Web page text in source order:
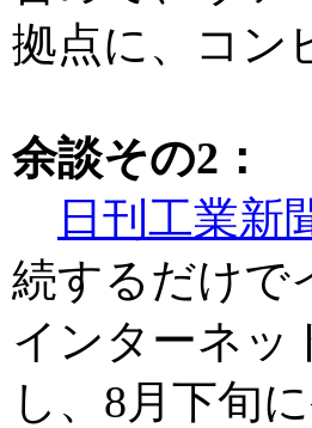
拠点に、コン
余談その2：
日刊工業新
続するだけで
インターネッ
し、8月下旬